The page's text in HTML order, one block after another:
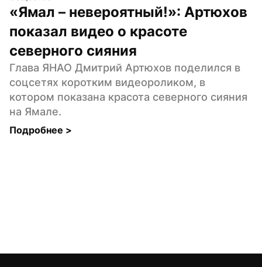
«Ямал – невероятный!»: Артюхов
показал видео о красоте
северного сияния
Глава ЯНАО Дмитрий Артюхов поделился в
соцсетях коротким видеороликом, в
котором показана красота северного сияния
на Ямале.
Подробнее >